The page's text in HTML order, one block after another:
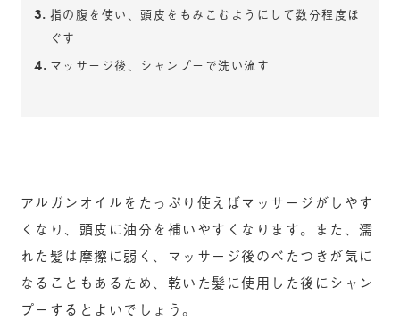
指の腹を使い、頭皮をもみこむようにして数分程度ほ
ぐす
マッサージ後、シャンプーで洗い流す
アルガンオイルをたっぷり使えばマッサージがしやす
くなり、頭皮に油分を補いやすくなります。また、濡
れた髪は摩擦に弱く、マッサージ後のべたつきが気に
なることもあるため、乾いた髪に使用した後にシャン
プーするとよいでしょう。